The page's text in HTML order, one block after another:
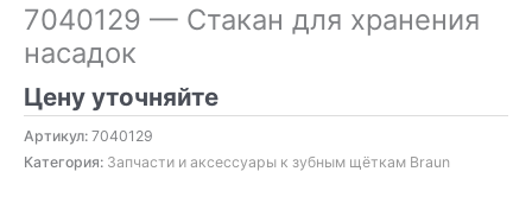
7040129 — Стакан для хранения
насадок
Цену уточняйте
Артикул: 7040129
Категория: Запчасти и аксессуары к зубным щёткам Braun